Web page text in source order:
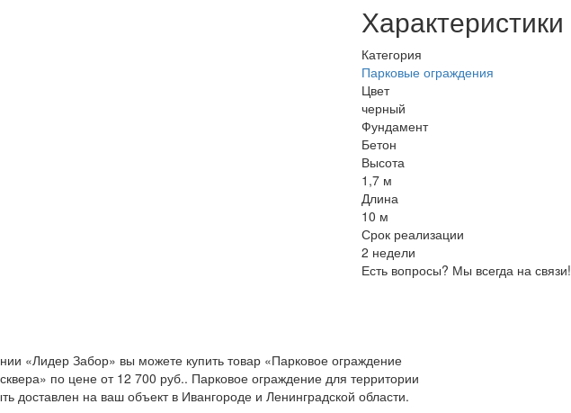
Характеристики
Категория
Парковые ограждения
Цвет
черный
Фундамент
Бетон
Высота
1,7 м
Длина
10 м
Срок реализации
2 недели
Есть вопросы? Мы всегда на связи!
«Лидер Забор» вы можете купить товар «Парковое ограждение
по цене от 12 700 руб.. Парковое ограждение для территории
доставлен на ваш объект в Ивангороде и Ленинградской области.